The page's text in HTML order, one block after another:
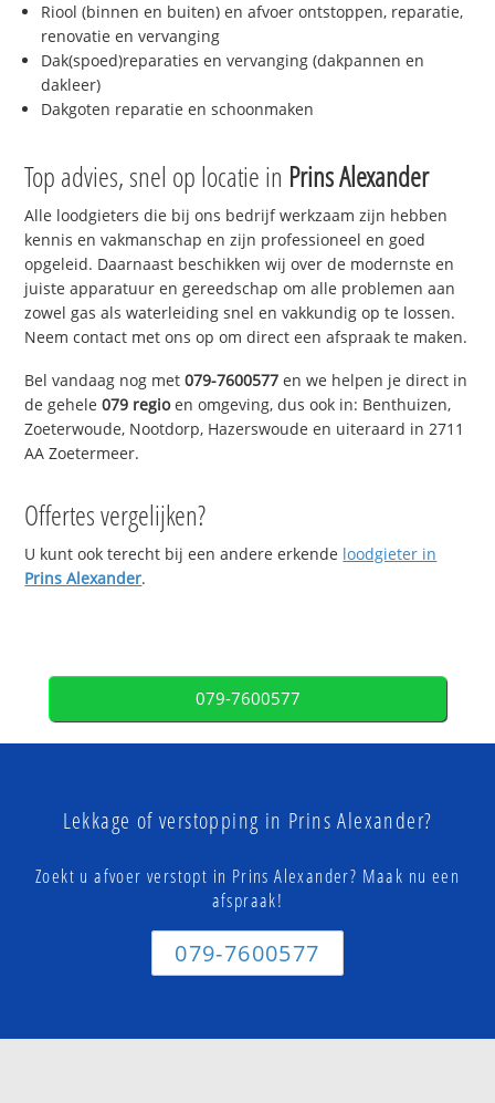
Riool (binnen en buiten) en afvoer ontstoppen, reparatie,
renovatie en vervanging
Dak(spoed)reparaties en vervanging (dakpannen en
dakleer)
Dakgoten reparatie en schoonmaken
Top advies, snel op locatie in Prins Alexander
Alle loodgieters die bij ons bedrijf werkzaam zijn hebben
kennis en vakmanschap en zijn professioneel en goed
opgeleid. Daarnaast beschikken wij over de modernste en
juiste apparatuur en gereedschap om alle problemen aan
zowel gas als waterleiding snel en vakkundig op te lossen.
Neem contact met ons op om direct een afspraak te maken.
Bel vandaag nog met079-7600577 en we helpen je direct in
de gehele079 regioen omgeving, dus ook in: Benthuizen,
Zoeterwoude, Nootdorp, Hazerswoude en uiteraard in 2711
AA Zoetermeer.
Offertes vergelijken?
U kunt ook terecht bij een andere erkende loodgieter in
Prins Alexander.
079-7600577
Lekkage of verstopping in Prins Alexander?
Zoekt u afvoer verstopt in Prins Alexander? Maak nu een
afspraak!
079-7600577